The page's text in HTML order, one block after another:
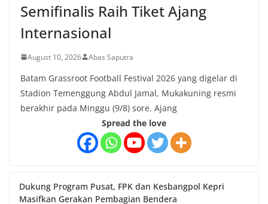
Semifinalis Raih Tiket Ajang
Internasional
August 10, 2026 Abas Saputra
Batam Grassroot Football Festival 2026 yang digelar di
Stadion Temenggung Abdul Jamal, Mukakuning resmi
berakhir pada Minggu (9/8) sore. Ajang
Spread the love
Dukung Program Pusat, FPK dan Kesbangpol Kepri
Masifkan Gerakan Pembagian Bendera